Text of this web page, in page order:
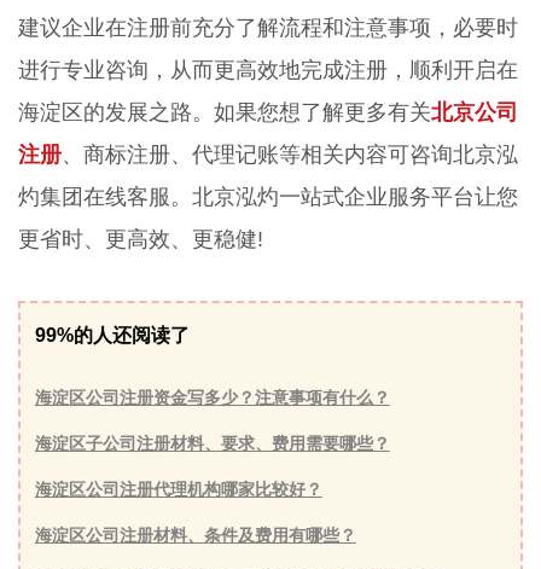
建议企业在注册前充分了解流程和注意事项，必要时
进行专业咨询，从而更高效地完成注册，顺利开启在
海淀区的发展之路。如果您想了解更多有关北京公司
注册、商标注册、代理记账等相关内容可咨询北京泓
灼集团在线客服。北京泓灼一站式企业服务平台让您
更省时、更高效、更稳健!
99%的人还阅读了
海淀区公司注册资金写多少？注意事项有什么？
海淀区子公司注册材料、要求、费用需要哪些？
海淀区公司注册代理机构哪家比较好？
海淀区公司注册材料、条件及费用有哪些？